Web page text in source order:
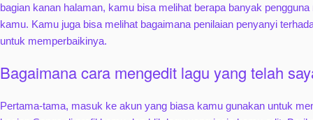
bagian kanan halaman, kamu bisa melihat berapa banyak
kamu. Kamu juga bisa melihat bagaimana penilaian penyanyi
untuk memperbaikinya.
Bagaimana cara mengedit lagu yang telah
Pertama-tama, masuk ke akun yang biasa kamu gunakan untuk